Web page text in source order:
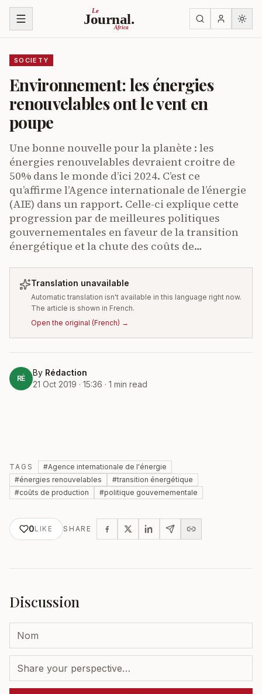
Skip to content Le
Journal.
Africa
SOCIETY
Environnement: les énergies
renouvelables ont le vent en
poupe
Une bonne nouvelle pour la planète : les
énergies renouvelables devraient croitre de
50% dans le monde d’ici 2024. C’est ce
qu’affirme l’Agence internationale de l’énergie
(AIE) dans un rapport. Celle-ci explique cette
progression par de meilleures politiques
gouvernementales en faveur de la transition
énergétique et la chute des coûts de…
Translation unavailable
Automatic translation isn't available in this language right now.
The article is shown in French.
Open the original (French) →
RÉ
By Rédaction
21 Oct 2019 · 15:36 · 1 min read
TAGS #Agence internationale de l'énergie
#énergies renouvelables #transition énergétique
#coûts de production #politique gouvernementale
0LIKE SHARE
Discussion